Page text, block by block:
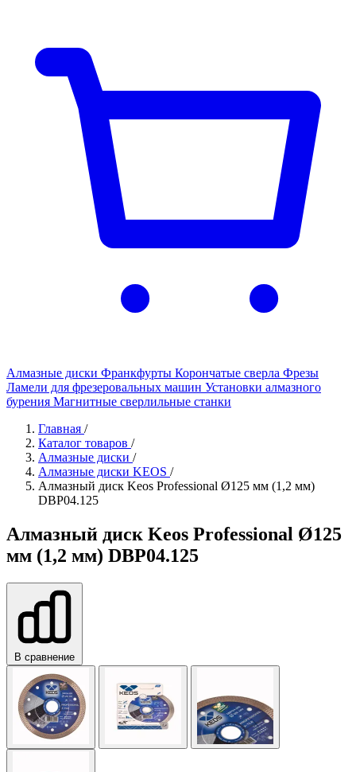
Алмазные диски Франкфурты Корончатые сверла Фрезы
Ламели для фрезеровальных машин Установки алмазного
бурения Магнитные сверлильные станки
Главная /
Каталог товаров /
Алмазные диски /
Алмазные диски KEOS /
Алмазный диск Keos Professional Ø125 мм (1,2 мм)
DBP04.125
Алмазный диск Keos Professional Ø125
мм (1,2 мм) DBP04.125
В сравнение